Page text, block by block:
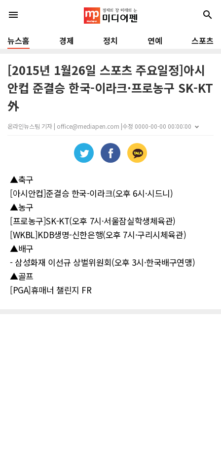
menu search
뉴스홈 경제 정치 연예 스포츠
[2015년 1월26일 스포츠 주요일정]아시
안컵 준결승 한국-이라크·프로농구 SK-KT
外
온라인뉴스팀 기자 | office@mediapen.com |수정 0000-00-00 00:00:00
▲축구
[아시안컵]준결승 한국-이라크(오후 6시·시드니)
▲농구
[프로농구]SK-KT(오후 7시·서울잠실학생체육관)
[WKBL]KDB생명-신한은행(오후 7시·구리시체육관)
▲배구
- 삼성화재 이선규 상벌위원회(오후 3시·한국배구연맹)
▲골프
[PGA]휴매너 챌린지 FR